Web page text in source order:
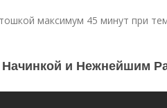
максимум 45 минут при
и Нежнейшим